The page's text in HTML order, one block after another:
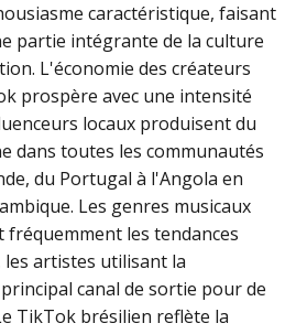
caractéristique, faisant
partie intégrante de la culture
L'économie des créateurs
prospère avec une intensité
locaux produisent du
dans toutes les communautés
du Portugal à l'Angola en
Les genres musicaux
les tendances
artistes utilisant la
canal de sortie pour de
TikTok brésilien reflète la